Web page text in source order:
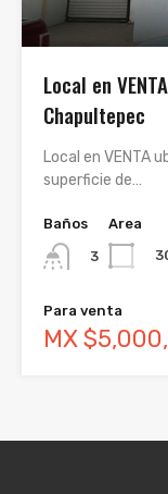
Local en
Chapultepec
Local en VENTA
superficie de…
Baños
3
Area
Para venta
MX